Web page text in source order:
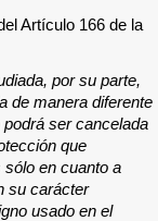
Artículo 166 de la
por su parte,
de manera diferente
ser cancelada
que
en cuanto a
su carácter
usado en el